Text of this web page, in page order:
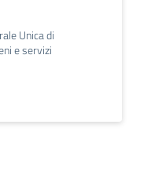
Unica di
e servizi